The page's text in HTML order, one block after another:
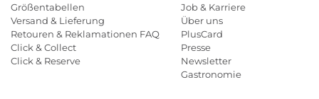
Größentabellen
Versand & Lieferung
Retouren & Reklamationen FAQ
Click & Collect
Click & Reserve
Job & Karriere
Über uns
PlusCard
Presse
Newsletter
Gastronomie